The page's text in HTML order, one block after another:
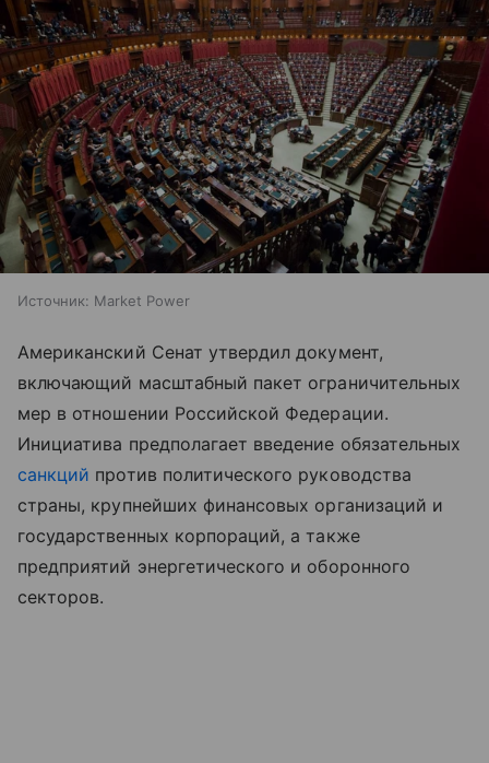
Источник: Market Power
Американский Сенат утвердил документ,
включающий масштабный пакет ограничительных
мер в отношении Российской Федерации.
Инициатива предполагает введение обязательных
санкций против политического руководства
страны, крупнейших финансовых организаций и
государственных корпораций, а также
предприятий энергетического и оборонного
секторов.